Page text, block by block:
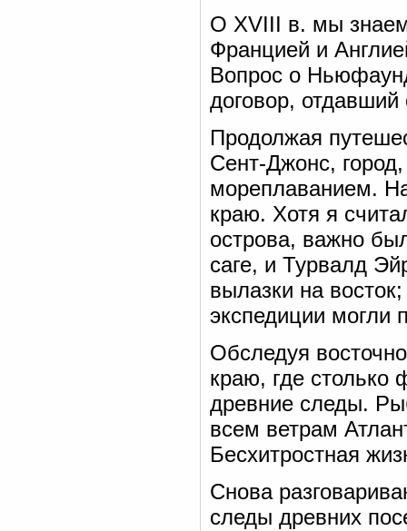
О XVIII в. мы
Францией и
Вопрос о
договор, отдавший
Продолжая
Сент-Джонс,
мореплаванием.
краю. Хотя я
острова, важно
саге, и Турвалд
вылазки на
экспедиции могли
Обследуя
краю, где столько
древние следы.
всем ветрам
Бесхитростная
Снова
следы древних